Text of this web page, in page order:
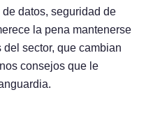
datos, seguridad de
la pena mantenerse
sector, que cambian
consejos que le